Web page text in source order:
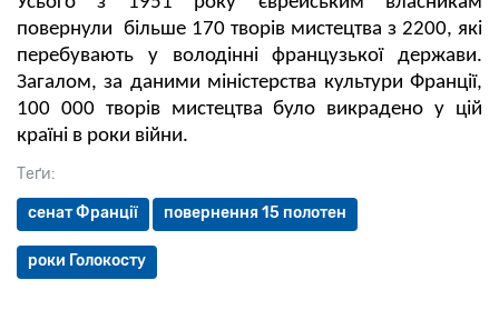
Теґи:
сенат Франції повернення 15 полотен
роки Голокосту
повернули більше 170 творів мистецтва з 2200, які
перебувають у володінні французької держави.
Загалом, за даними міністерства культури Франції,
100 000 творів мистецтва було викрадено у цій
країні в роки війни.